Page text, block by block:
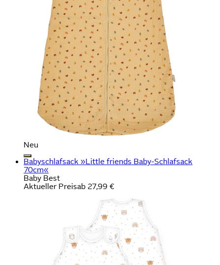
Neu
Babyschlafsack »Little friends Baby-Schlafsack
70cm«
Baby Best
Aktueller Preisab 27,99 €